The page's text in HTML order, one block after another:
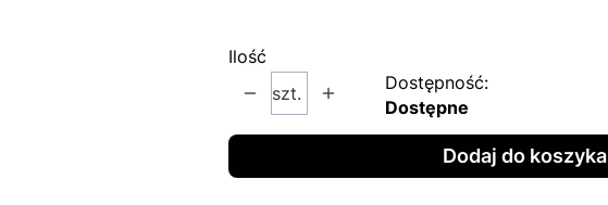
Ilość
szt.
Dostępność:
Dostępne
Dodaj do koszyka